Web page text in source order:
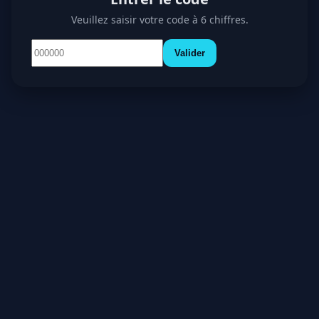
Veuillez saisir votre code à 6 chiffres.
Valider